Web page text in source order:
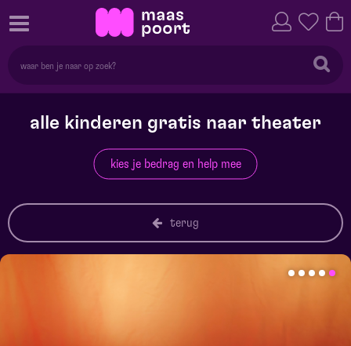
alle kinderen gratis naar theater
kies je bedrag en help mee
terug